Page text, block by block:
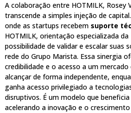
A colaboração entre HOTMILK, Rosey
transcende a simples injeção de
onde as startups recebem suporte
HOTMILK, orientação especializada
possibilidade de validar e escalar suas
rede do Grupo Marista. Essa sinergia
credibilidade e o acesso a um mercado
alcançar de forma independente,
ganha acesso privilegiado a
disruptivos. É um modelo que
acelerando a inovação e o